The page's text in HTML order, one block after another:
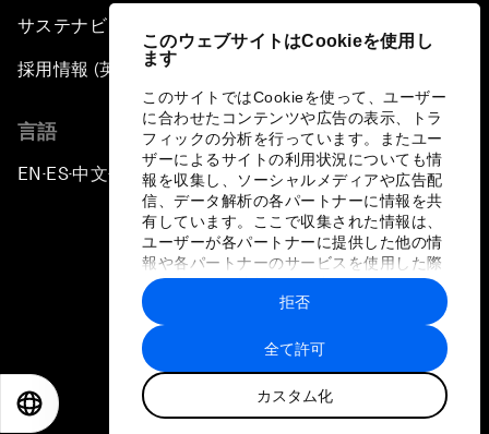
このウェブサイトはCookieを使用し
ます
このサイトではCookieを使って、ユーザー
に合わせたコンテンツや広告の表示、トラ
フィックの分析を行っています。またユー
ザーによるサイトの利用状況についても情
報を収集し、ソーシャルメディアや広告配
信、データ解析の各パートナーに情報を共
有しています。ここで収集された情報は、
ユーザーが各パートナーに提供した他の情
報や各パートナーのサービスを使用した際
に収集された情報と組み合わされ、各パー
トナーによって使用されることがありま
す。
全て許可
カスタム化
拒否
サステナビリティへの取り組み
採用情報 (英語のみ)
言語
EN ▪ES▪中文▪ 日本語
プライバシーポリシーと利用規約
サイトマップ
©
世界経済フォーラム